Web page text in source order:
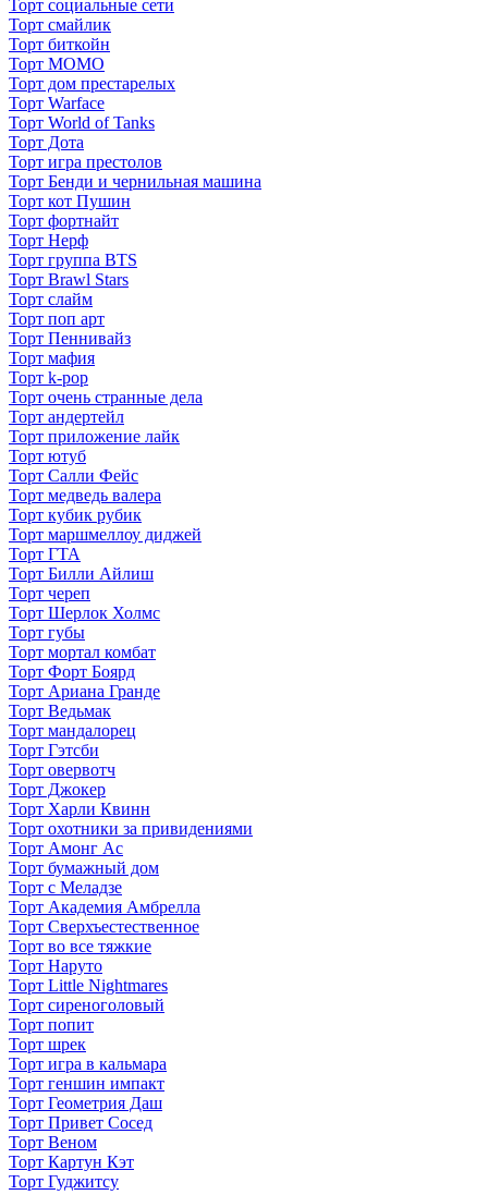
Торт социальные сети
Торт смайлик
Торт биткойн
Торт МОМО
Торт дом престарелых
Торт Warface
Торт World of Tanks
Торт Дота
Торт игра престолов
Торт Бенди и чернильная машина
Торт кот Пушин
Торт фортнайт
Торт Нерф
Торт группа BTS
Торт Brawl Stars
Торт слайм
Торт поп арт
Торт Пеннивайз
Торт мафия
Торт k-pop
Торт очень странные дела
Торт андертейл
Торт приложение лайк
Торт ютуб
Торт Салли Фейс
Торт медведь валера
Торт кубик рубик
Торт маршмеллоу диджей
Торт ГТА
Торт Билли Айлиш
Торт череп
Торт Шерлок Холмс
Торт губы
Торт мортал комбат
Торт Форт Боярд
Торт Ариана Гранде
Торт Ведьмак
Торт мандалорец
Торт Гэтсби
Торт овервотч
Торт Джокер
Торт Харли Квинн
Торт охотники за привидениями
Торт Амонг Ас
Торт бумажный дом
Торт с Меладзе
Торт Академия Амбрелла
Торт Сверхъестественное
Торт во все тяжкие
Торт Наруто
Торт Little Nightmares
Торт сиреноголовый
Торт попит
Торт шрек
Торт игра в кальмара
Торт геншин импакт
Торт Геометрия Даш
Торт Привет Сосед
Торт Веном
Торт Картун Кэт
Торт Гуджитсу